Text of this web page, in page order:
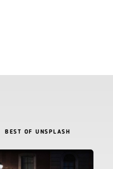
BEST OF UNSPLASH